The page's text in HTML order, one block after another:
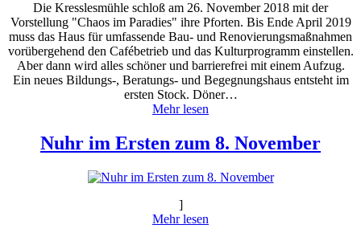
Die Kresslesmühle schloß am 26. November 2018 mit der
Vorstellung "Chaos im Paradies" ihre Pforten. Bis Ende April 2019
muss das Haus für umfassende Bau- und Renovierungsmaßnahmen
vorübergehend den Cafébetrieb und das Kulturprogramm einstellen.
Aber dann wird alles schöner und barrierefrei mit einem Aufzug.
Ein neues Bildungs-, Beratungs- und Begegnungshaus entsteht im
ersten Stock. Döner…
Mehr lesen
Nuhr im Ersten zum 8. November
]
Mehr lesen